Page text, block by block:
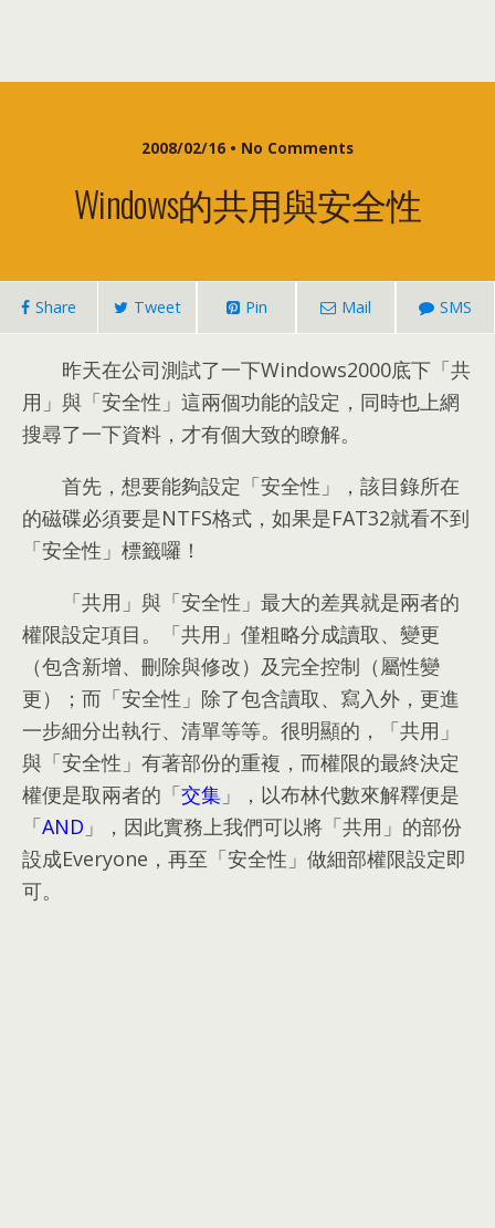
2008/02/16 • No Comments
Windows的共用與安全性
Share Tweet Pin Mail SMS
昨天在公司測試了一下Windows2000底下「共
用」與「安全性」這兩個功能的設定 ， 同時也上網
搜尋了一下資料 ， 才有個大致的瞭解。
首先 ， 想要能夠設定「安全性」 ， 該目錄所在
的磁碟必須要是NTFS格式 ， 如果是FAT32就看不到
「安全性」標籤囉！
「共用」與「安全性」最大的差異就是兩者的
權限設定項目。 「共用」僅粗略分成讀取、 變更
（包含新增、 刪除與修改）及完全控制（屬性變
更）
； 而「安全性」除了包含讀取、 寫入外 ， 更進
一步細分出執行、 清單等等。 很明顯的 ，
「共用」
與「安全性」有著部份的重複 ， 而權限的最終決定
權便是取兩者的「交集 」 ， 以布林代數來解釋便是
「AND 」 ， 因此實務上我們可以將「共用」的部份
設成Everyone ， 再至「安全性」做細部權限設定即
可。